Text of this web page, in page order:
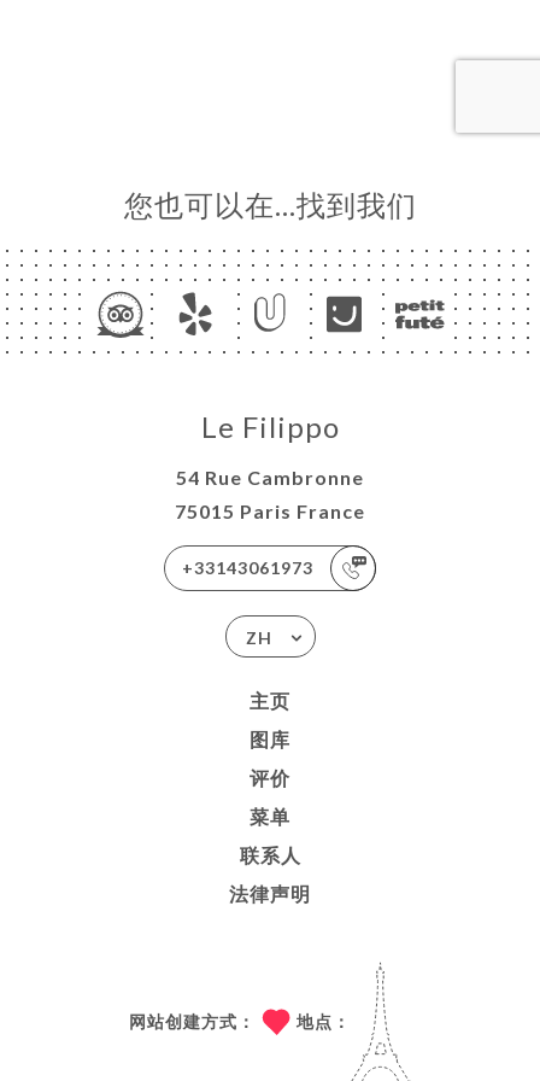
您也可以在…找到我们
Le Filippo
54 Rue Cambronne
75015 Paris France
+33143061973
ZH
主页
图库
评价
菜单
联系人
法律声明
网站创建方式： 地点：